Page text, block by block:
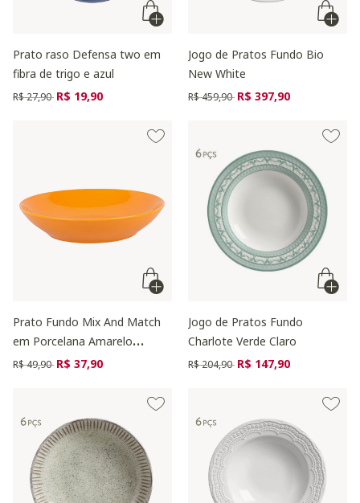
Prato raso Defensa two em
fibra de trigo e azul
Preço reduzido de
R$ 27,90 para
R$ 19,90
Jogo de Pratos Fundo Bio
New White
Preço reduzido de
R$ 459,90 para
R$ 397,90
Prato Fundo Mix And Match
em Porcelana Amarelo
Açafrão
Preço reduzido de
R$ 49,90 para
R$ 37,90
Jogo de Pratos Fundo
Charlote Verde Claro
Preço reduzido de
R$ 204,90 para
R$ 147,90